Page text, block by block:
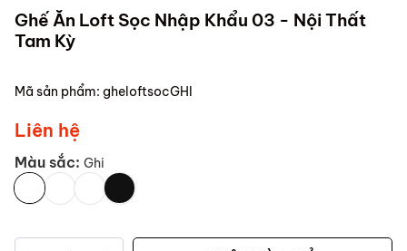
Ghế Ăn Loft Sọc Nhập Khẩu 03 - Nội Thất
Tam Kỳ
Mã sản phẩm: gheloftsocGHI
Liên hệ
Màu sắc: Ghi